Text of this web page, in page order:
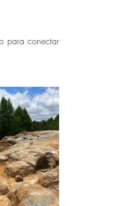
para conectar